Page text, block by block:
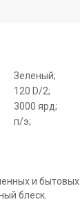
Зеленый;
120 D/2;
3000 ярд;
п/э;
и бытовых
блеск.